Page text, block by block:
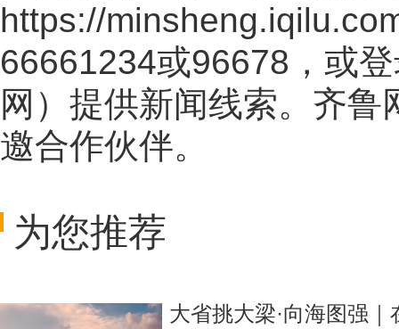
https://
66661234或96678，或
网 ）提供新闻线索。齐鲁
邀合作伙伴。
为您推荐
大省挑大梁·向海图强